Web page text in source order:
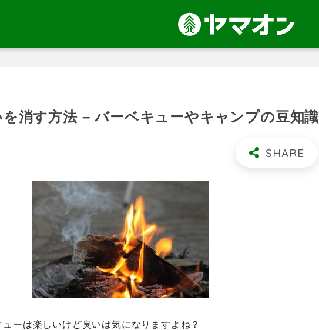
消す方法 – バーベキューやキャンプの豆知識
ーは楽しいけど臭いは気になりますよね？